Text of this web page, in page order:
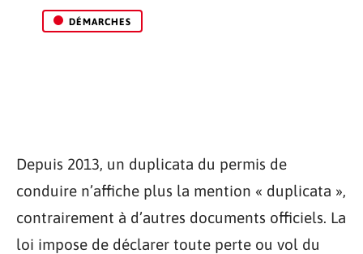
DÉMARCHES
Depuis 2013, un duplicata du permis de
conduire n’affiche plus la mention « duplicata »,
contrairement à d’autres documents officiels. La
loi impose de déclarer toute perte ou vol du